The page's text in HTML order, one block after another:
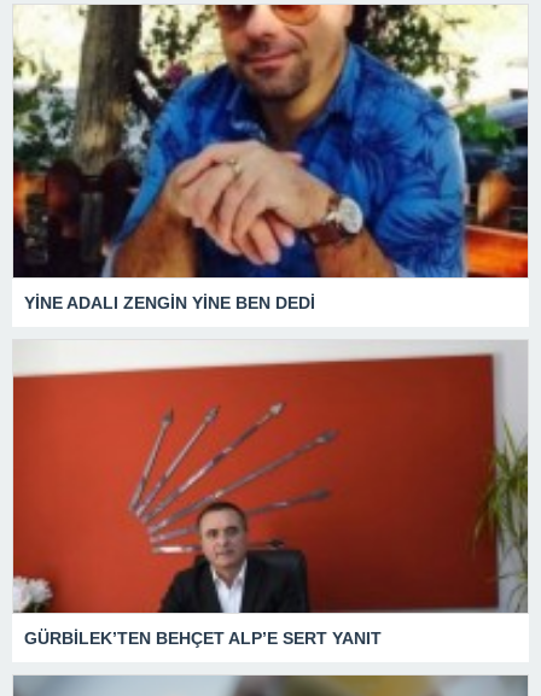
YİNE ADALI ZENGİN YİNE BEN DEDİ
GÜRBİLEK’TEN BEHÇET ALP’E SERT YANIT